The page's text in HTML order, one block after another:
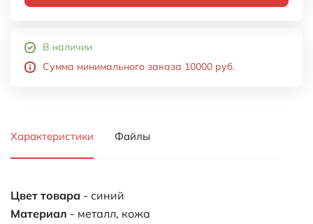
В наличии
Сумма минимального заказа 10000 руб.
Характеристики Файлы
Цвет товара - синий
Материал - металл, кожа